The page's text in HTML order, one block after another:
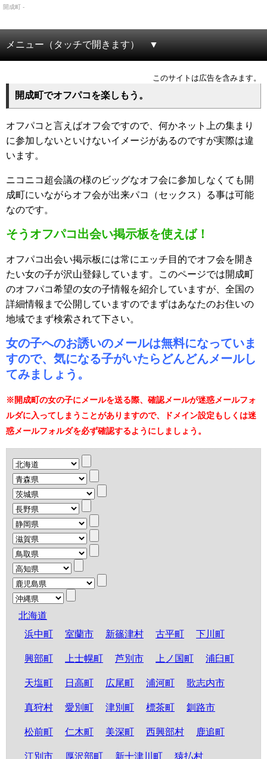
開成町 -
メニュー（タッチで開きます）
このサイトは広告を含みます。
開成町でオフパコを楽しもう。
オフパコと言えばオフ会ですので、何かネット上の集まり
に参加しないといけないイメージがあるのですが実際は違
います。
ニコニコ超会議の様のビッグなオフ会に参加しなくても開
成町にいながらオフ会が出来パコ（セックス）る事は可能
なのです。
そうオフパコ出会い掲示板を使えば！
オフパコ出会い掲示板には常にエッチ目的でオフ会を開き
たい女の子が沢山登録しています。このページでは開成町
のオフパコ希望の女の子情報を紹介していますが、全国の
詳細情報まで公開していますのでまずはあなたのお住いの
地域でまず検索されて下さい。
女の子へのお誘いのメールは無料になっていま
すので、気になる子がいたらどんどんメールし
てみましょう。
※開成町の女の子にメールを送る際、確認メールが迷惑メールフォ
ルダに入ってしまうことがありますので、ドメイン設定もしくは迷
惑メールフォルダを必ず確認するようにしましょう。
北海道
浜中町
室蘭市 新篠津村 古平町 下川町
興部町 上士幌町 芦別市 上ノ国町 浦臼町
天塩町 日高町 広尾町 浦河町 歌志内市
真狩村 愛別町 津別町 標茶町 釧路市
松前町 仁木町 美深町 西興部村 鹿追町
江別市 厚沢部町 新十津川町 猿払村